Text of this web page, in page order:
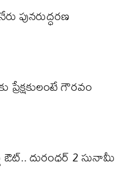
పున‌రుద్ధ‌ర‌ణ
ప్రేక్ష‌కులంటే గౌర‌వం
ఔట్‌.. దురంధ‌ర్ 2 సునామీ